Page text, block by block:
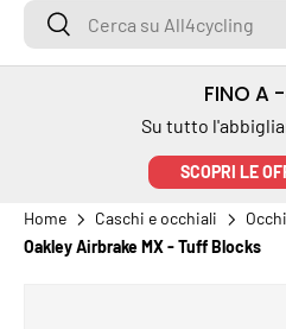
Cerca su All4cycling
Cerca
FINO A
Su tutto
SCOPRI LE
Home Caschi e occhiali
Oakley Airbrake MX - Tuff Blocks